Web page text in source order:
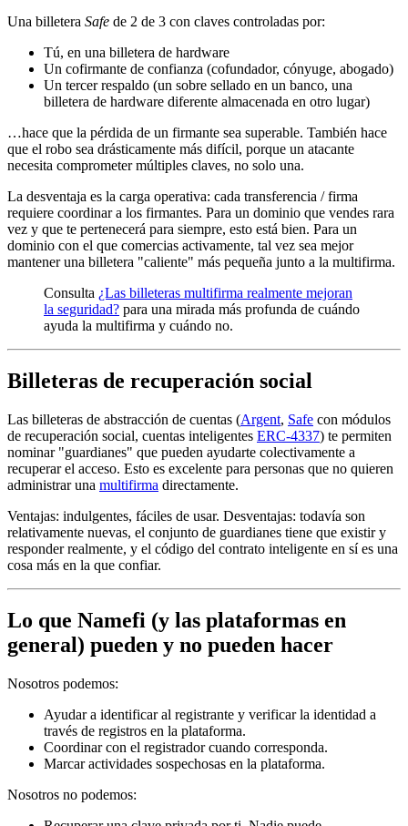
Una billetera Safe de 2 de 3 con claves controladas por:
Tú, en una billetera de hardware
Un cofirmante de confianza (cofundador, cónyuge, abogado)
Un tercer respaldo (un sobre sellado en un banco, una
billetera de hardware diferente almacenada en otro lugar)
…hace que la pérdida de un firmante sea superable. También hace
que el robo sea drásticamente más difícil, porque un atacante
necesita comprometer múltiples claves, no solo una.
La desventaja es la carga operativa: cada transferencia / firma
requiere coordinar a los firmantes. Para un dominio que vendes rara
vez y que te pertenecerá para siempre, esto está bien. Para un
dominio con el que comercias activamente, tal vez sea mejor
mantener una billetera "caliente" más pequeña junto a la multifirma.
Consulta ¿Las billeteras multifirma realmente mejoran
la seguridad? para una mirada más profunda de cuándo
ayuda la multifirma y cuándo no.
Billeteras de recuperación social
Las billeteras de abstracción de cuentas (Argent, Safe con módulos
de recuperación social, cuentas inteligentes ERC-4337) te permiten
nominar "guardianes" que pueden ayudarte colectivamente a
recuperar el acceso. Esto es excelente para personas que no quieren
administrar una multifirma directamente.
Ventajas: indulgentes, fáciles de usar. Desventajas: todavía son
relativamente nuevas, el conjunto de guardianes tiene que existir y
responder realmente, y el código del contrato inteligente en sí es una
cosa más en la que confiar.
Lo que Namefi (y las plataformas en
general) pueden y no pueden hacer
Nosotros podemos:
Ayudar a identificar al registrante y verificar la identidad a
través de registros en la plataforma.
Coordinar con el registrador cuando corresponda.
Marcar actividades sospechosas en la plataforma.
Nosotros no podemos: